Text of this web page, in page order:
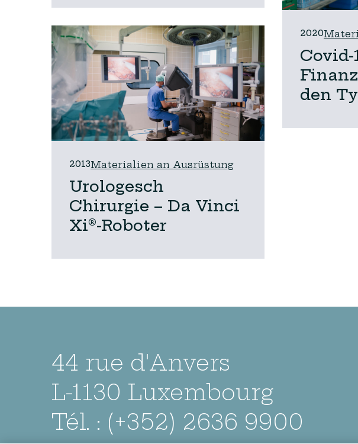
2020
Covid-
den
2013Materialien an Ausrüstung
Urologesch
Chirurgie – Da Vinci
Xi®-Roboter
44 rue d'Anvers
L-1130 Luxembourg
Tél. : (+352) 2636 9900